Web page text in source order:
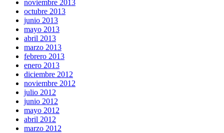
noviembre 2013
octubre 2013
junio 2013
mayo 2013
abril 2013
marzo 2013
febrero 2013
enero 2013
diciembre 2012
noviembre 2012
julio 2012
junio 2012
mayo 2012
abril 2012
marzo 2012